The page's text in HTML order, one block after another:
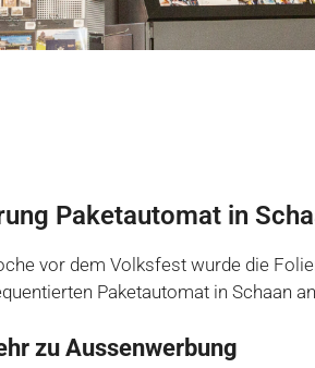
Paketautomat in
vor dem Volksfest wurde die
Paketautomat in Schaan
zu Aussenwerbung